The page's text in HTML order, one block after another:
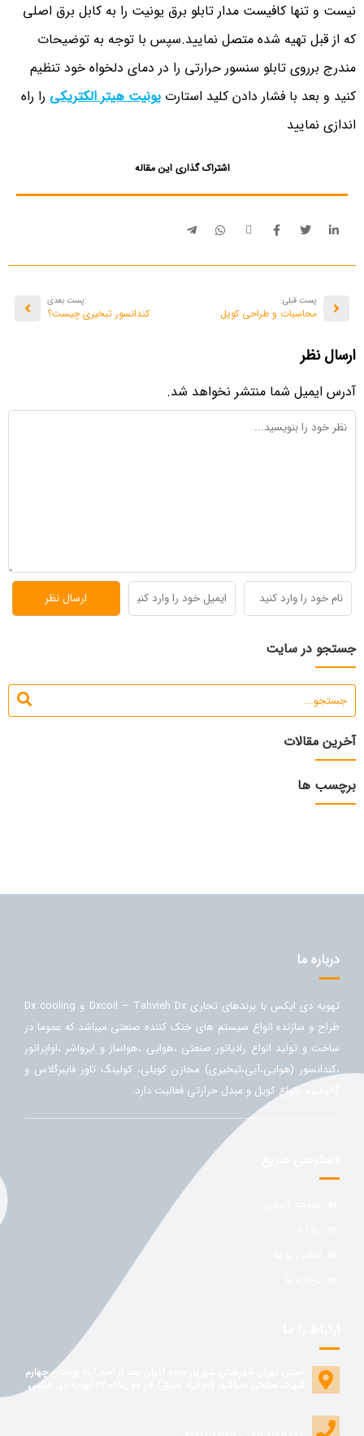
نیست و تنها کافیست مدار تابلو برق یونیت را به کابل برق اصلی
که از قبل تهیه شده متصل نمایید.سپس با توجه به توضیحات
مندرج برروی تابلو سنسور حرارتی را در دمای دلخواه خود تنظیم
کنید و بعد با فشار دادن کلید استارت یونیت هیتر الکتریکی را راه
اندازی نمایید
اشتراک گذاری این مقاله
پست قبلی:
محاسبات و طراحی کویل
:پست بعدی
کندانسور تبخیری چیست؟
ارسال نظر
آدرس ایمیل شما منتشر نخواهد شد.
جستجو در سایت
آخرین مقالات
برچسب ها
درباره ما
تهویه دی ایکس با برندهای تجاری Dxcoil – Tahvieh Dx و Dx cooling
طراح و سازنده انواع سیستم های خنک کننده صنعتی میباشد.که عموما در
ساخت و تولید انواع رادیاتور صنعتی ،هوایی ،هواساز و ایرواشر ،اواپراتور
،کندانسور (هوایی،آبی،تبخیری) مخازن کویلی، کولینگ تاور فایبرگلاس و
گالوانیزه ،انواع کویل و مبدل حرارتی فعالیت دارد.
استان تهران-شهرستان شهریار جاده آدران بعد از اسد آباد بوستان چهارم